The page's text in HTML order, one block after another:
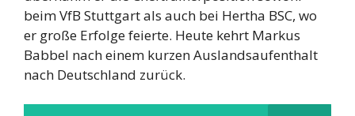
beim VfB Stuttgart als auch bei Hertha BSC, wo
er große Erfolge feierte. Heute kehrt Markus
Babbel nach einem kurzen Auslandsaufenthalt
nach Deutschland zurück.